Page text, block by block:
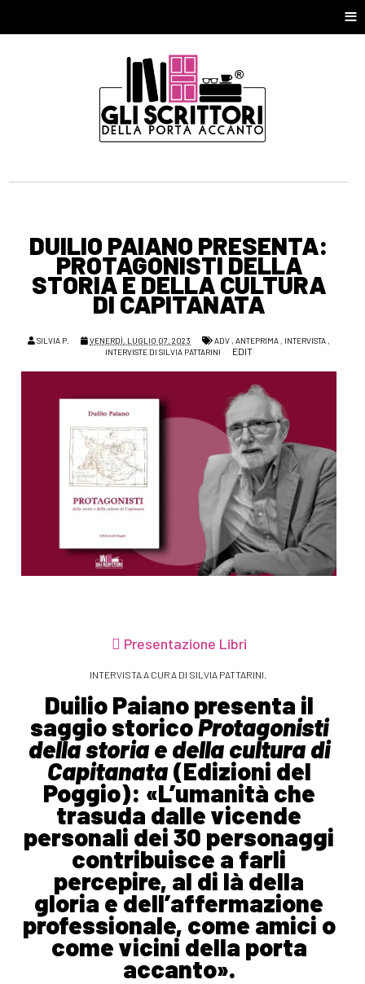
≡
DUILIO PAIANO PRESENTA:
PROTAGONISTI DELLA
STORIA E DELLA CULTURA
DI CAPITANATA
SILVIA P. VENERDÌ, LUGLIO 07, 2023 ADV ,ANTEPRIMA , INTERVISTA ,
INTERVISTE DI SILVIA PATTARINI
EDIT
Presentazione Libri
INTERVISTA A CURA DI SILVIA PATTARINI.
Duilio Paiano presenta il
saggio storicoProtagonisti
della storia e della cultura di
Capitanata(Edizioni del
Poggio): «L’umanità che
trasuda dalle vicende
personali dei 30 personaggi
contribuisce a farli
percepire, al di là della
gloria e dell’affermazione
professionale, come amici o
come vicini della porta
accanto».